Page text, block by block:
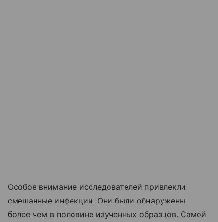
Особое внимание исследователей привлекли
смешанные инфекции. Они были обнаружены
более чем в половине изученных образцов. Самой